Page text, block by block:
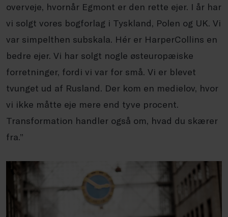
overveje, hvornår Egmont er den rette ejer. I år har
vi solgt vores bogforlag i Tyskland, Polen og UK. Vi
var simpelthen subskala. Hér er HarperCollins en
bedre ejer. Vi har solgt nogle østeuropæiske
forretninger, fordi vi var for små. Vi er blevet
tvunget ud af Rusland. Der kom en medielov, hvor
vi ikke måtte eje mere end tyve procent.
Transformation handler også om, hvad du skærer
fra.”